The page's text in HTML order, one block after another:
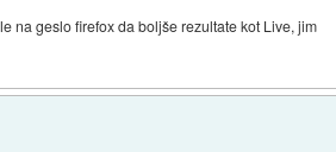
na geslo firefox da boljše rezultate kot Live, jim